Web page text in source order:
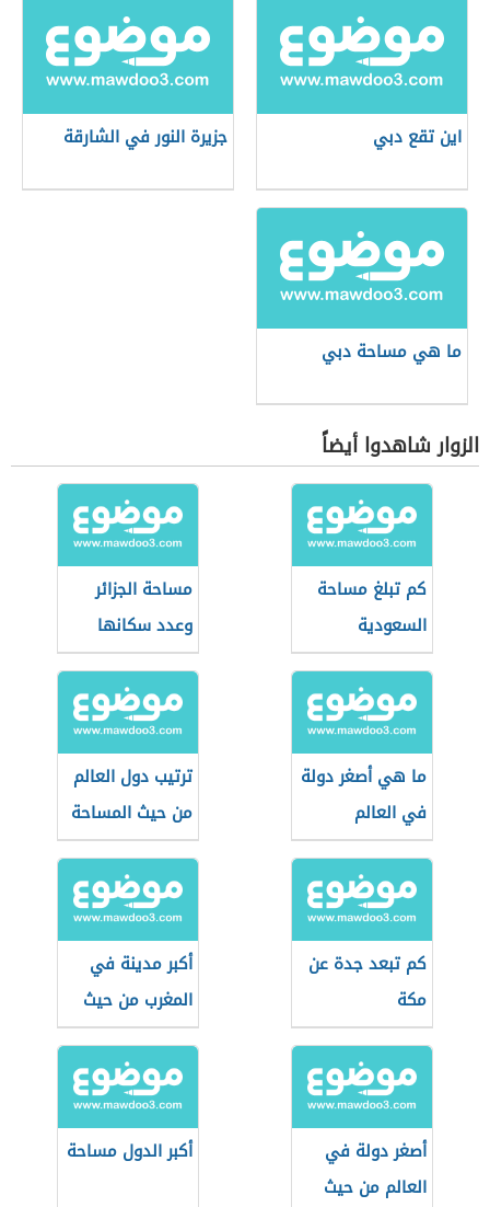
اين تقع دبي جزيرة النور في الشارقة
ما هي مساحة دبي
الزوار شاهدوا أيضاً
كم تبلغ مساحة
السعودية
مساحة الجزائر
وعدد سكانها
ما هي أصغر دولة
في العالم
ترتيب دول العالم
من حيث المساحة
كم تبعد جدة عن
مكة
أكبر مدينة في
المغرب من حيث
المساحة
أصغر دولة في
العالم من حيث
أكبر الدول مساحة